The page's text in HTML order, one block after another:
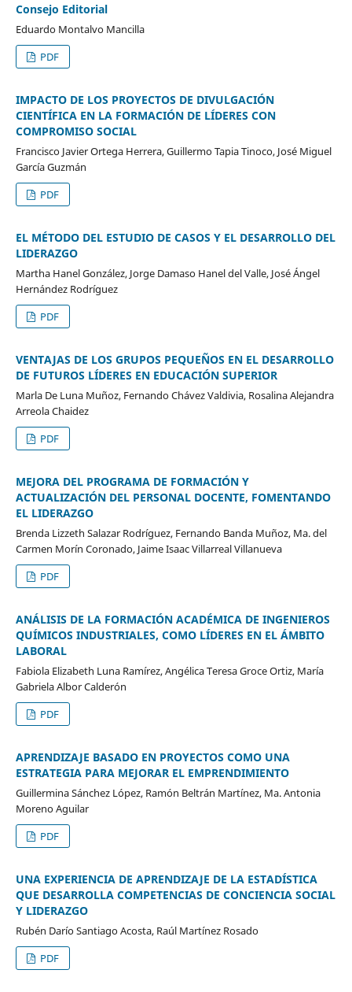
Consejo Editorial
Eduardo Montalvo Mancilla
PDF
IMPACTO DE LOS PROYECTOS DE DIVULGACIÓN
CIENTÍFICA EN LA FORMACIÓN DE LÍDERES CON
COMPROMISO SOCIAL
Francisco Javier Ortega Herrera, Guillermo Tapia Tinoco, José Miguel
García Guzmán
PDF
EL MÉTODO DEL ESTUDIO DE CASOS Y EL DESARROLLO DEL
LIDERAZGO
Martha Hanel González, Jorge Damaso Hanel del Valle, José Ángel
Hernández Rodríguez
PDF
VENTAJAS DE LOS GRUPOS PEQUEÑOS EN EL DESARROLLO
DE FUTUROS LÍDERES EN EDUCACIÓN SUPERIOR
Marla De Luna Muñoz, Fernando Chávez Valdivia, Rosalina Alejandra
Arreola Chaidez
PDF
MEJORA DEL PROGRAMA DE FORMACIÓN Y
ACTUALIZACIÓN DEL PERSONAL DOCENTE, FOMENTANDO
EL LIDERAZGO
Brenda Lizzeth Salazar Rodríguez, Fernando Banda Muñoz, Ma. del
Carmen Morín Coronado, Jaime Isaac Villarreal Villanueva
PDF
ANÁLISIS DE LA FORMACIÓN ACADÉMICA DE INGENIEROS
QUÍMICOS INDUSTRIALES, COMO LÍDERES EN EL ÁMBITO
LABORAL
Fabiola Elizabeth Luna Ramírez, Angélica Teresa Groce Ortiz, María
Gabriela Albor Calderón
PDF
APRENDIZAJE BASADO EN PROYECTOS COMO UNA
ESTRATEGIA PARA MEJORAR EL EMPRENDIMIENTO
Guillermina Sánchez López, Ramón Beltrán Martínez, Ma. Antonia
Moreno Aguilar
PDF
UNA EXPERIENCIA DE APRENDIZAJE DE LA ESTADÍSTICA
QUE DESARROLLA COMPETENCIAS DE CONCIENCIA SOCIAL
Y LIDERAZGO
Rubén Darío Santiago Acosta, Raúl Martínez Rosado
PDF